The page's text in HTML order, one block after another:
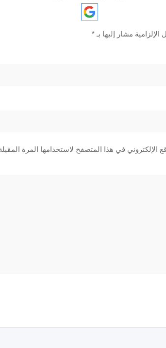
الإلزامية مشار إليها بـ *
الإلكتروني في هذا المتصفح لاستخدامها المرة